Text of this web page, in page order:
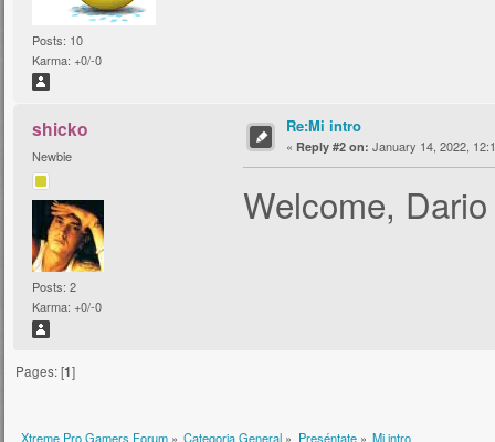
Posts: 10
Karma: +0/-0
shicko
Newbie
Posts: 2
Karma: +0/-0
Re:Mi intro
« Reply #2 on: January 14, 2022,
Welcome,
Pages: [1]
Xtreme Pro Gamers Forum» Categoria General » Preséntate» Mi intro